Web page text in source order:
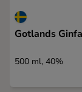
Gotlands
500 ml, 40%